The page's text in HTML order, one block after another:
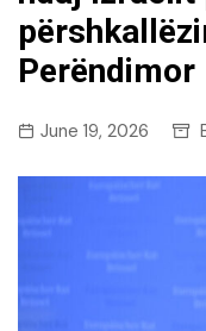
Perëndimor
June 19, 2026